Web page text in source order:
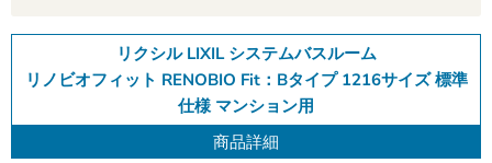
リクシル LIXIL システムバスルーム
リノビオフィット RENOBIO Fit：Bタイプ 1216サイズ 標準
仕様 マンション用
商品詳細